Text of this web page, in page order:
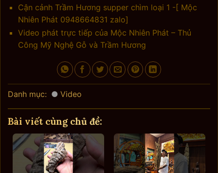
Cận cảnh Trầm Hương supper chìm loại 1 -[ Mộc
Nhiên Phát 0948664831 zalo]
Video phát trực tiếp của Mộc Nhiên Phát – Thủ
Công Mỹ Nghệ Gỗ và Trầm Hương
Danh mục: Video
Bài viết cùng chủ đề: